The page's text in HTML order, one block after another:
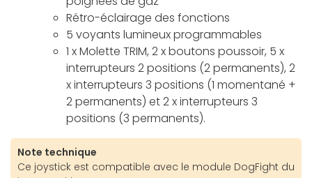
Rétro-éclairage des fonctions
5 voyants lumineux programmables
1 x Molette TRIM, 2 x boutons poussoir, 5 x
interrupteurs 2 positions (2 permanents), 2
x interrupteurs 3 positions (1 momentané +
2 permanents) et 2 x interrupteurs 3
positions (3 permanents).
Note technique
Ce joystick est compatible avec le module DogFight du